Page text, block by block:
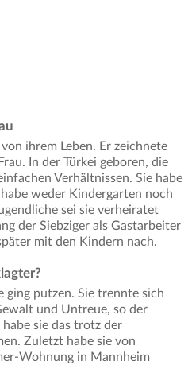
ihrem Leben. Er zeichnete
In der Türkei geboren, die
Verhältnissen. Sie habe
weder Kindergarten noch
sei sie verheiratet
der Siebziger als Gastarbeiter
mit den Kindern nach.
ging putzen. Sie trennte sich
und Untreue, so der
sie das trotz der
Zuletzt habe sie von
Wohnung in Mannheim